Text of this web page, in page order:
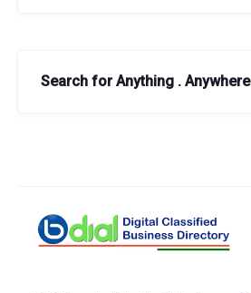
Search for Anything . Anywhere